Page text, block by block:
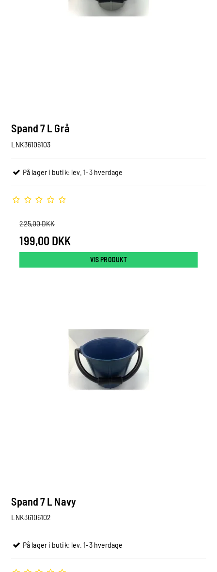
Spand 7 L Grå
LNK36106103
På lager i butik: lev. 1-3 hverdage
225,00 DKK
199,00 DKK
VIS PRODUKT
Spand 7 L Navy
LNK36106102
På lager i butik: lev. 1-3 hverdage